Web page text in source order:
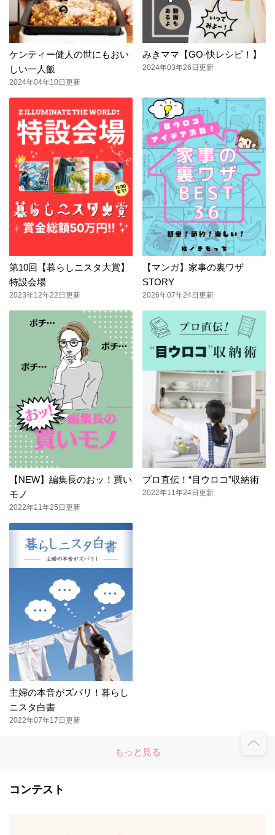
ケンティー健人の世にもおい
しい一人飯
2024年04年10日更新
みきママ【GO-快レシピ！】
2024年03年26日更新
第10回【暮らしニスタ大賞】
特設会場
2023年12年22日更新
【マンガ】家事の裏ワザ
STORY
2026年07年24日更新
【NEW】編集長のおッ！買い
モノ
2022年11年25日更新
プロ直伝！“目ウロコ”収納術
2022年11年24日更新
主婦の本音がズバリ！暮らし
ニスタ白書
2022年07年17日更新
もっと見る
コンテスト